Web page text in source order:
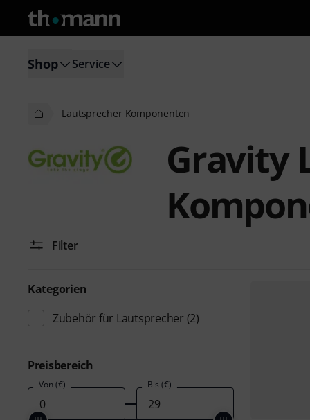
Shop Service
Lautsprecher Komponenten
Gravity
Filter
Kategorien
Zubehör für Lautsprecher (2)
Preisbereich
Von (€) Bis (€)